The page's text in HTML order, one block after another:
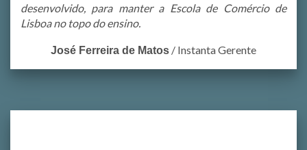
desenvolvido, para manter a Escola de Comércio de
Lisboa no topo do ensino.
José Ferreira de Matos / Instanta Gerente